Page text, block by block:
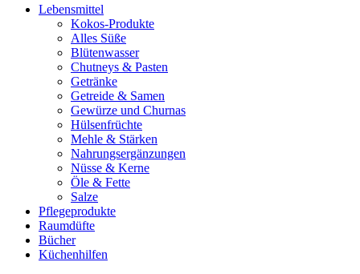
Lebensmittel
Kokos-Produkte
Alles Süße
Blütenwasser
Chutneys & Pasten
Getränke
Getreide & Samen
Gewürze und Churnas
Hülsenfrüchte
Mehle & Stärken
Nahrungsergänzungen
Nüsse & Kerne
Öle & Fette
Salze
Pflegeprodukte
Raumdüfte
Bücher
Küchenhilfen